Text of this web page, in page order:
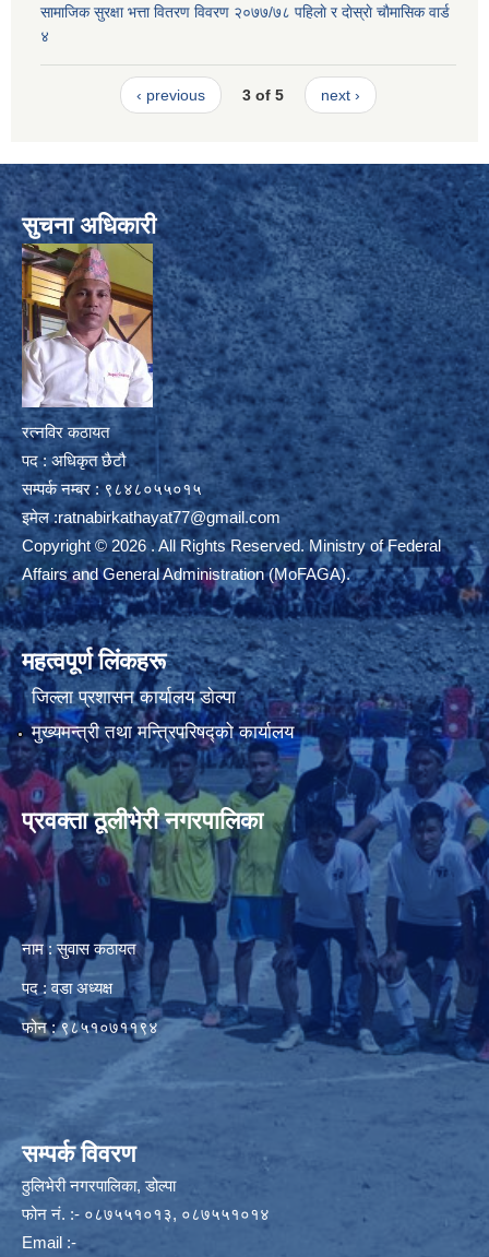
सामाजिक सुरक्षा भत्ता वितरण विवरण २०७७/७८ पहिलाे र दाेस्राे चाैमासिक वार्ड
४
‹ previous 3 of 5 next ›
सुचना अधिकारी
रत्नविर कठायत
पद : अधिकृत छैटौ
सम्पर्क नम्बर : ९८४८०५५०१५
इमेल :ratnabirkathayat77@gmail.com
Copyright © 2026 . All Rights Reserved. Ministry of Federal
Affairs and General Administration (MoFAGA).
महत्वपूर्ण लिंकहरू
जिल्ला प्रशासन कार्यालय डाेल्पा
मुख्यमन्त्री तथा मन्त्रिपरिषद्को कार्यालय
प्रवक्ता ठूलीभेरी नगरपालिका
नाम : सुवास कठायत
पद : वडा अध्यक्ष
फोन : ९८५१०७११९४
सम्पर्क विवरण
ठुलिभेरी नगरपालिका, डोल्पा
फोन नं. :- ०८७५५१०१३, ०८७५५१०१४
Email :-